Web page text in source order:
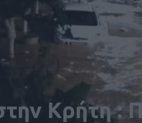
ΑΓΩΝ
Κρήτη :